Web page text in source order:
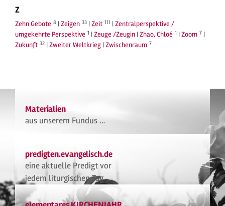
Z
Zehn Gebote 8 |Zeigen 33 |Zeit 111 |Zentralperspektive /
umgekehrte Perspektive 1 |Zeuge /Zeugin |Zhao, Chloé 1 |Zoom 7 |
Zukunft 32 |Zweiter Weltkrieg |Zwischenraum 7
Materialien
aus unserem Fundus …
predigten.evangelisch.de
eine aktuelle Predigt vor
jedem liturgischen Tag